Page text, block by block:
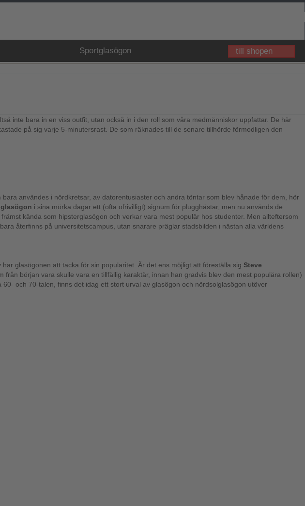
Sportglasögon till shopen
inte bara in en viss outfit, utan också in i den roll som våra medmänniskor uppfattar. De här
på sig varje 5-minutersrast. De som räknades till de senare tillhörde förmodligen den
användes i nördkretsar, av datorentusiaster och andra töntar som blev hånade för dem, hör
i sina mörka dagar ett (ofta ofrivilligt) signum för plugghästar, men nu används de
kända som hipsterglasögon och verkar vara mest populär hos studenter. Men allteftersom
återfinns på universitetscampus, utan snarare präglar stadsbilden i nästan alla världens
glasögonen att tacka för sin popularitet. Är det ens möjligt att föreställa sig Steve
början vara skulle vara en tillfällig karaktär, innan han gradvis blev den mest populära rollen)
och 70-talen, finns det idag ett stort urval av glasögon och nördsolglasögon utöver